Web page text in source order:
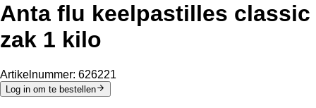
Anta flu keelpastilles classic
zak 1 kilo
Artikelnummer: 626221
Log in om te bestellen